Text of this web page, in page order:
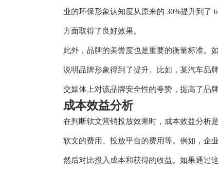
业的环保形象认知度从原来的 30%提升到了
方面取得了良好效果。
此外，品牌的美誉度也是重要的衡量标准。
说明品牌形象得到了提升。比如，某汽车品
交媒体上对该品牌安全性的夸赞，提高了品
成本效益分析
在判断软文营销投放效果时，成本效益分析
软文的费用、投放平台的费用等。例如，企
然后对比投入成本和获得的收益。如果通过